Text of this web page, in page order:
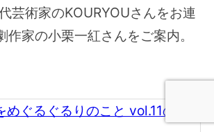
芸術家のKOURYOUさんをお連
作家の小栗一紅さんをご案内。